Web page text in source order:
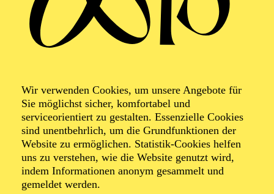
Wir verwenden Cookies, um unsere Angebote für
Sie möglichst sicher, komfortabel und
serviceorientiert zu gestalten. Essenzielle Cookies
sind unentbehrlich, um die Grundfunktionen der
Website zu ermöglichen. Statistik-Cookies helfen
uns zu verstehen, wie die Website genutzt wird,
indem Informationen anonym gesammelt und
gemeldet werden.
Argen­tinische
Nacht
Milonga
Argentinisches Tanzfest mit Natalia Beráscola